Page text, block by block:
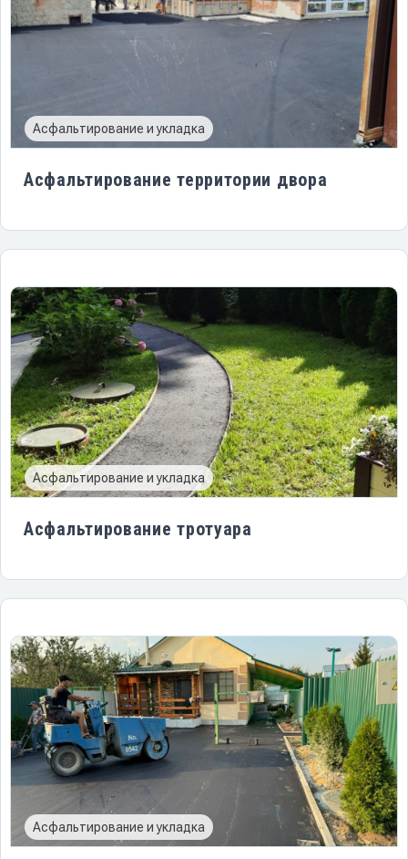
Асфальтирование и укладка
Асфальтирование территории двора
Асфальтирование и укладка
Асфальтирование тротуара
Асфальтирование и укладка